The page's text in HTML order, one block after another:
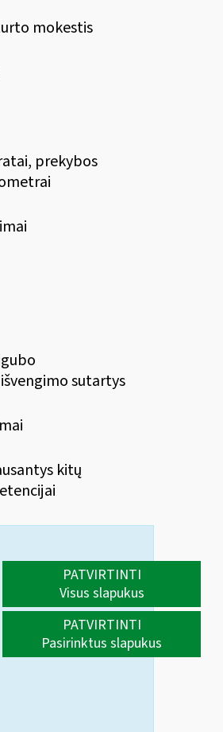
mokestis
prekybos
sutartys
kitų
PATVIRTINTI
Visus slapukus
PATVIRTINTI
Pasirinktus slapukus